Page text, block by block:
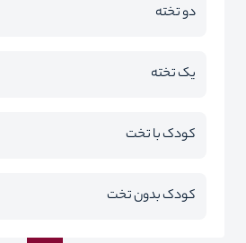
دو تخته
یک تخته
کودک با تخت
کودک بدون تخت